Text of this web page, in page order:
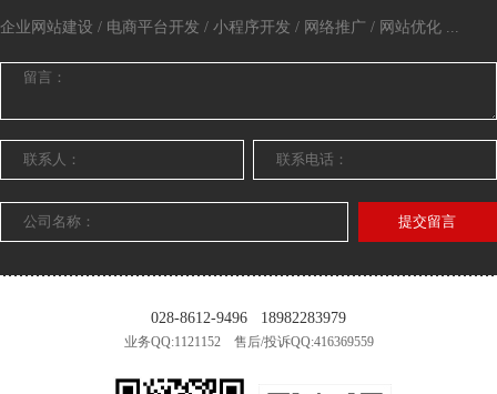
企业网站建设 / 电商平台开发 / 小程序开发 / 网络推广 / 网站优化 ...
提交留言
028-8612-9496 18982283979
业务QQ:1121152 售后/投诉QQ:416369559